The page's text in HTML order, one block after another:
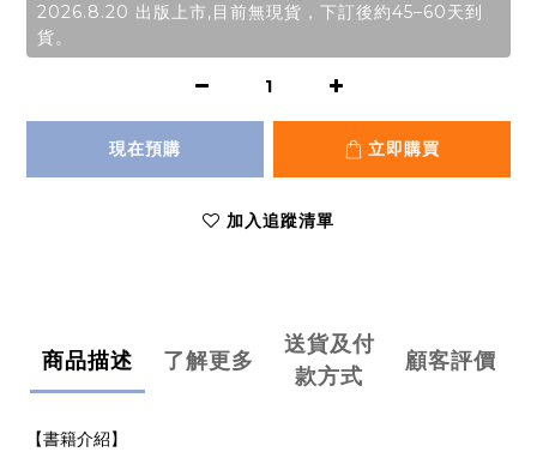
2026.8.20 出版上市,目前無現貨，下訂後約45–60天到
貨。
現在預購 立即購買
加入追蹤清單
商品描述 了解更多
送貨及付
款方式
顧客評價
【書籍介紹】